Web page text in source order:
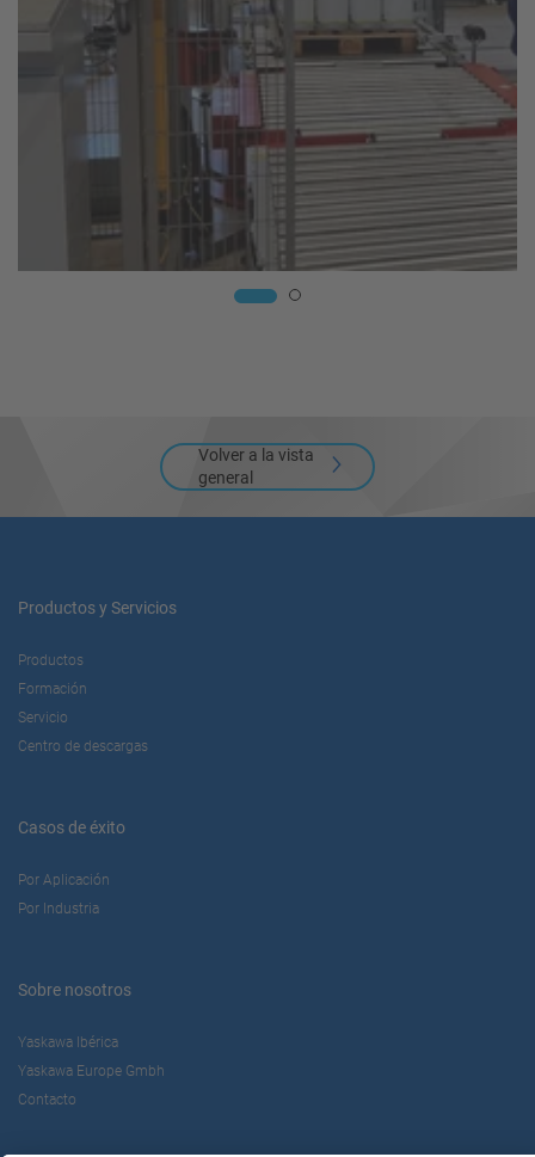
Volver a la vista
general
Productos y Servicios
Productos
Formación
Servicio
Centro de descargas
Casos de éxito
Por Aplicación
Por Industria
Sobre nosotros
Yaskawa Ibérica
Yaskawa Europe Gmbh
Contacto